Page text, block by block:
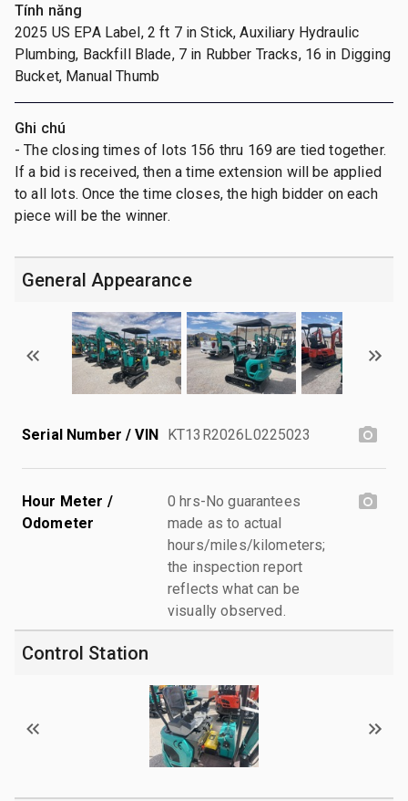
Tính năng
2025 US EPA Label, 2 ft 7 in Stick, Auxiliary Hydraulic
Plumbing, Backfill Blade, 7 in Rubber Tracks, 16 in Digging
Bucket, Manual Thumb
Ghi chú
- The closing times of lots 156 thru 169 are tied together.
If a bid is received, then a time extension will be applied
to all lots. Once the time closes, the high bidder on each
piece will be the winner.
General Appearance
Serial Number / VIN KT13R2026L0225023
Hour Meter /
Odometer
0 hrs-No guarantees
made as to actual
hours/miles/kilometers;
the inspection report
reflects what can be
visually observed.
Control Station